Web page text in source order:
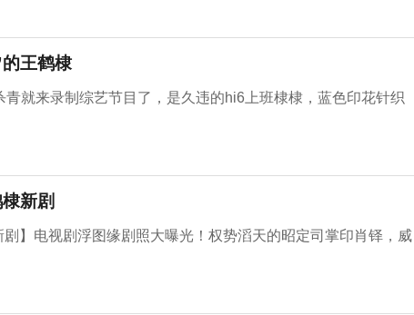
王鹤棣
就来录制综艺节目了，是久违的hi6上班棣棣，蓝色印花针织
新剧
剧】电视剧浮图缘剧照大曝光！权势滔天的昭定司掌印肖铎，威